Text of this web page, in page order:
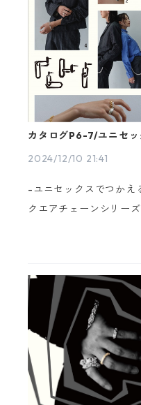
カタログP6-7/ユニセッ
2024/12/10 21:41
-ユニセックスでつかえ
クエアチェーンシリー
エアを連ね、普遍的で